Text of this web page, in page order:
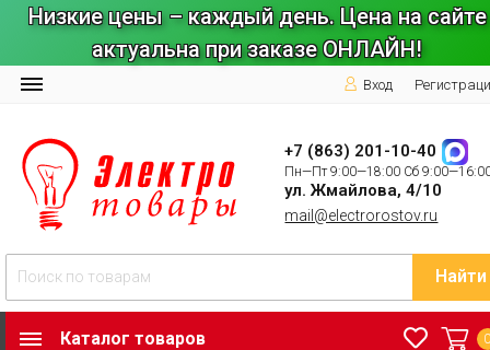
Низкие цены – каждый день. Цена на сайте
актуальна при заказе ОНЛАЙН!
Вход
+7 (863) 201-10-40
Пн—Пт 9:00—18:00 Сб
ул. Жмайлова, 4/10
mail@electrorostov.ru
Найти
Каталог товаров